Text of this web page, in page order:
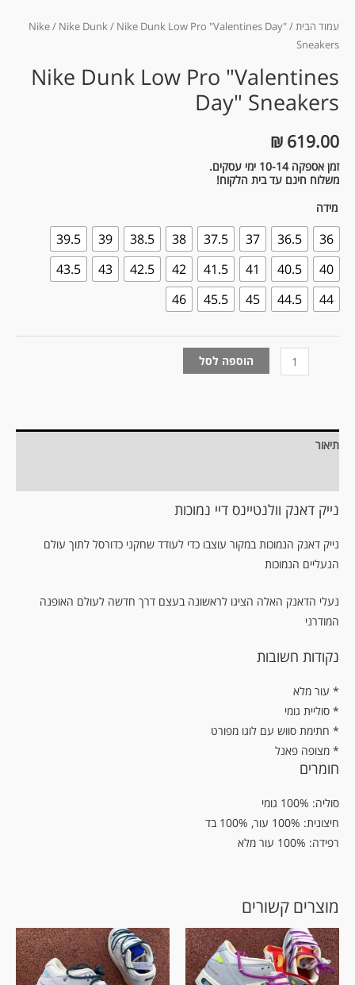
עמוד הבית/
Nike/ Nike Dunk/ Nike Dunk Low Pro "Valentines Day"
Sneakers
Nike Dunk Low Pro "Valentines
Day" Sneakers
₪ 619.00
זמן אספקה 10-14 ימי עסקים.
משלוח חינם עד בית הלקוח!
מידה
36
36.5
37
37.5
38
38.5
39
39.5
40
40.5
41
41.5
42
42.5
43
43.5
44
44.5
45
45.5
46
הוספה לסל
תיאור
נייק דאנק וולנטיינס דיי נמוכות
נייק דאנק הנמוכות במקור עוצבו כדי לעודד שחקני כדורסל לתוך עולם
הנעליים הנמוכות
נעלי הדאנק האלה הציגו לראשונה בעצם דרך חדשה לעולם האופנה
המודרני
נקודות חשובות
עור מלא *
* סוליית גומי
* חתימת סווש עם לוגו מפורט
* מצופה פאנל
חומרים
סוליה: 100% גומי
חיצונית: 100% עור, 100% בד
רפידה: 100% עור מלא
מוצרים קשורים